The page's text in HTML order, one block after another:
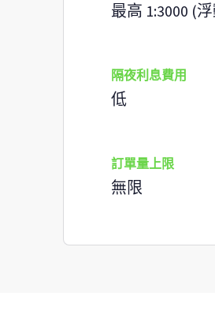
最高 1:3000 (
隔夜利息費用
低
訂單量上限
無限